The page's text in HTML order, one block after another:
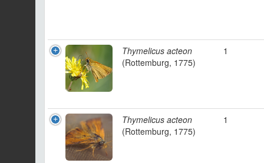
Thymelicus acteon
(Rottemburg, 1775)
1
Thymelicus acteon
(Rottemburg, 1775)
1